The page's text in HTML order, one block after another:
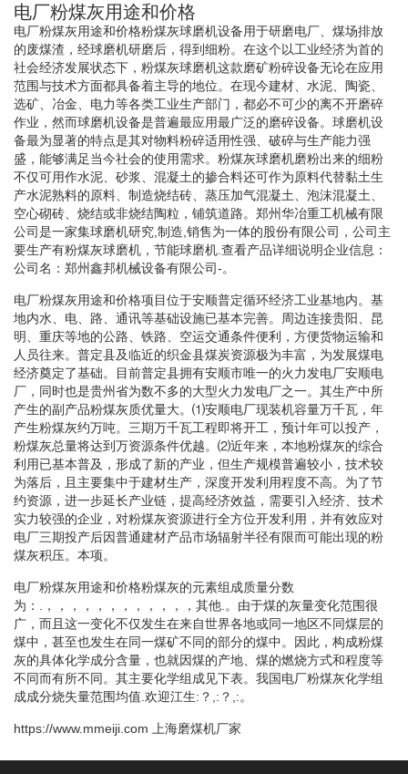
电厂粉煤灰用途和价格
电厂粉煤灰用途和价格粉煤灰球磨机设备用于研磨电厂、煤场排放
的废煤渣，经球磨机研磨后，得到细粉。在这个以工业经济为首的
社会经济发展状态下，粉煤灰球磨机这款磨矿粉碎设备无论在应用
范围与技术方面都具备着主导的地位。在现今建材、水泥、陶瓷、
选矿、冶金、电力等各类工业生产部门，都必不可少的离不开磨碎
作业，然而球磨机设备是普遍最应用最广泛的磨碎设备。球磨机设
备最为显著的特点是其对物料粉碎适用性强、破碎与生产能力强
盛，能够满足当今社会的使用需求。粉煤灰球磨机磨粉出来的细粉
不仅可用作水泥、砂浆、混凝土的掺合料还可作为原料代替黏土生
产水泥熟料的原料、制造烧结砖、蒸压加气混凝土、泡沫混凝土、
空心砌砖、烧结或非烧结陶粒，铺筑道路。郑州华冶重工机械有限
公司是一家集球磨机研究,制造,销售为一体的股份有限公司，公司主
要生产有粉煤灰球磨机，节能球磨机.查看产品详细说明企业信息：
公司名：郑州鑫邦机械设备有限公司-。
电厂粉煤灰用途和价格项目位于安顺普定循环经济工业基地内。基
地内水、电、路、通讯等基础设施已基本完善。周边连接贵阳、昆
明、重庆等地的公路、铁路、空运交通条件便利，方便货物运输和
人员往来。普定县及临近的织金县煤炭资源极为丰富，为发展煤电
经济奠定了基础。目前普定县拥有安顺市唯一的火力发电厂安顺电
厂，同时也是贵州省为数不多的大型火力发电厂之一。其生产中所
产生的副产品粉煤灰质优量大。⑴安顺电厂现装机容量万千瓦，年
产生粉煤灰约万吨。三期万千瓦工程即将开工，预计年可以投产，
粉煤灰总量将达到万资源条件优越。⑵近年来，本地粉煤灰的综合
利用已基本普及，形成了新的产业，但生产规模普遍较小，技术较
为落后，且主要集中于建材生产，深度开发利用程度不高。为了节
约资源，进一步延长产业链，提高经济效益，需要引入经济、技术
实力较强的企业，对粉煤灰资源进行全方位开发利用，并有效应对
电厂三期投产后因普通建材产品市场辐射半径有限而可能出现的粉
煤灰积压。本项。
电厂粉煤灰用途和价格粉煤灰的元素组成质量分数
为：.，，，，，，，，，，，，其他.。由于煤的灰量变化范围很
广，而且这一变化不仅发生在来自世界各地或同一地区不同煤层的
煤中，甚至也发生在同一煤矿不同的部分的煤中。因此，构成粉煤
灰的具体化学成分含量，也就因煤的产地、煤的燃烧方式和程度等
不同而有所不同。其主要化学组成见下表。我国电厂粉煤灰化学组
成成分烧失量范围均值.欢迎江生:？,:？,:。
https://www.mmeiji.com 上海磨煤机厂家